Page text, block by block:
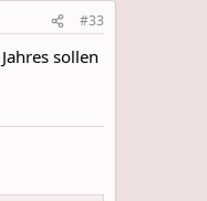
#33
sollen